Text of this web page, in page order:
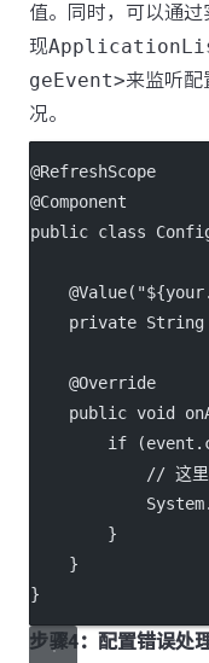
值。同时，可以通过
现
geEvent>来监听配
况。
@RefreshScope
@Component
public class
    @
Value(
private String
    @
Override
public void
if (event.
// 这里
        }
    }
}
步骤4：配置错误处